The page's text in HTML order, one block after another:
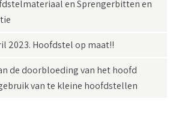
en Sprengerbitten en
2023. Hoofdstel op maat!!
de doorbloeding van het hoofd
van te kleine hoofdstellen